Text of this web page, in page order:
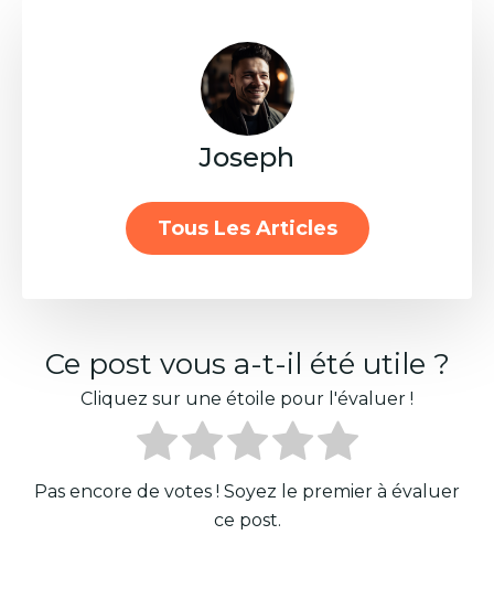
Joseph
Tous Les Articles
Ce post vous a-t-il été utile ?
Cliquez sur une étoile pour l'évaluer !
Pas encore de votes ! Soyez le premier à évaluer
ce post.